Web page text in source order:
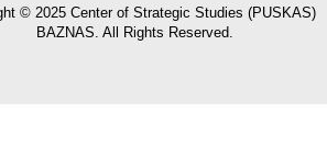
© 2025 Center of Strategic Studies (PUSKAS)
BAZNAS. All Rights Reserved.